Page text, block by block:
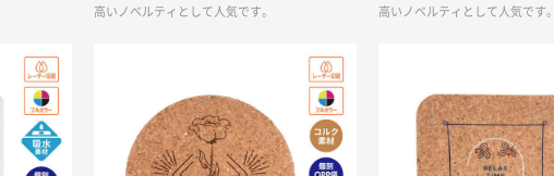
高いノベルティとして人気です。
高いノベルティとして人気です。